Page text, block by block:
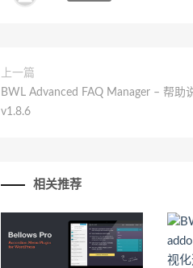
上一篇
BWL Advanced FAQ Manager – 帮助
v1.8.6
相关推荐